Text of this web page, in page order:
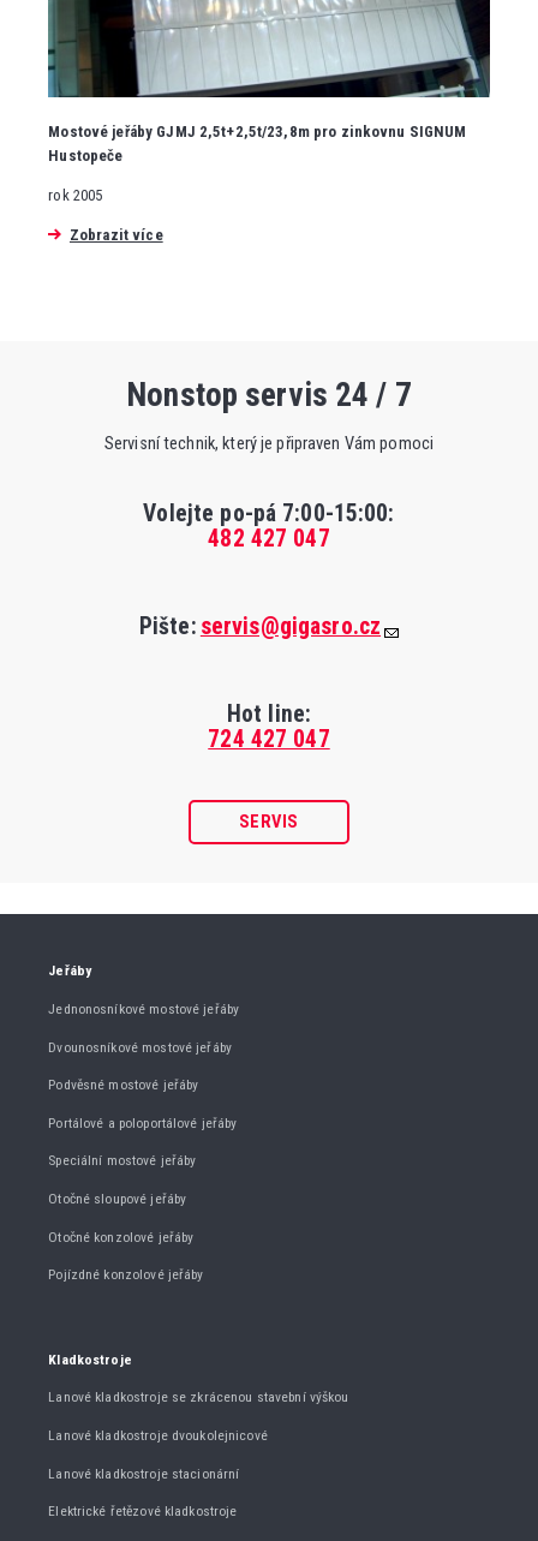
Mostové jeřáby GJMJ 2,5t+2,5t/23,8m pro zinkovnu SIGNUM
Hustopeče
rok 2005
Zobrazit více
Nonstop servis 24 / 7
Servisní technik, který je připraven Vám pomoci
Volejte po-pá 7:00-15:00:
482 427 047
Pište: servis@gigasro.cz
Hot line:
724 427 047
SERVIS
Jeřáby
Jednonosníkové mostové jeřáby
Dvounosníkové mostové jeřáby
Podvěsné mostové jeřáby
Portálové a poloportálové jeřáby
Speciální mostové jeřáby
Otočné sloupové jeřáby
Otočné konzolové jeřáby
Pojízdné konzolové jeřáby
Kladkostroje
Lanové kladkostroje se zkrácenou stavební výškou
Lanové kladkostroje dvoukolejnicové
Lanové kladkostroje stacionární
Elektrické řetězové kladkostroje